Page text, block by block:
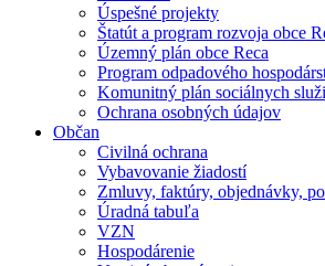
Úspešné projekty
Štatút a program rozvoja obce
Územný plán obce Reca
Program odpadového
Komunitný plán sociálnych
Ochrana osobných údajov
Občan
Civilná ochrana
Vybavovanie žiadostí
Zmluvy, faktúry, objednávky,
Úradná tabuľa
VZN
Hospodárenie